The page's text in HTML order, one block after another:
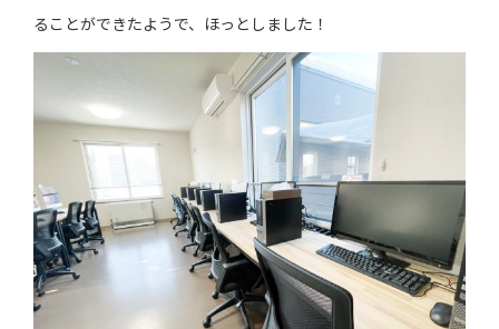
ることができたようで、ほっとしました！